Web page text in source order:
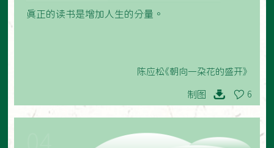
真正的读书是增加人生的分量。
陈应松《朝向一朵花的盛开》
制图 6